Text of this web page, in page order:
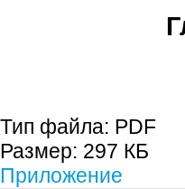
Тип файла: PDF
Размер: 297 КБ
Приложение